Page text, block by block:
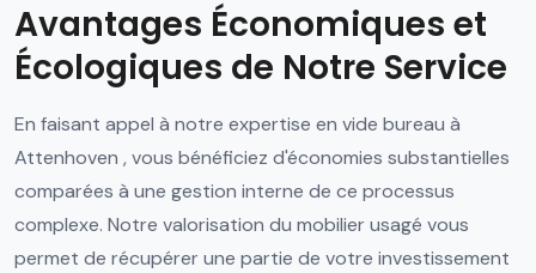
Avantages Économiques et
Écologiques de Notre Service
En faisant appel à notre expertise en vide bureau à
Attenhoven , vous bénéficiez d'économies substantielles
comparées à une gestion interne de ce processus
complexe. Notre valorisation du mobilier usagé vous
permet de récupérer une partie de votre investissement